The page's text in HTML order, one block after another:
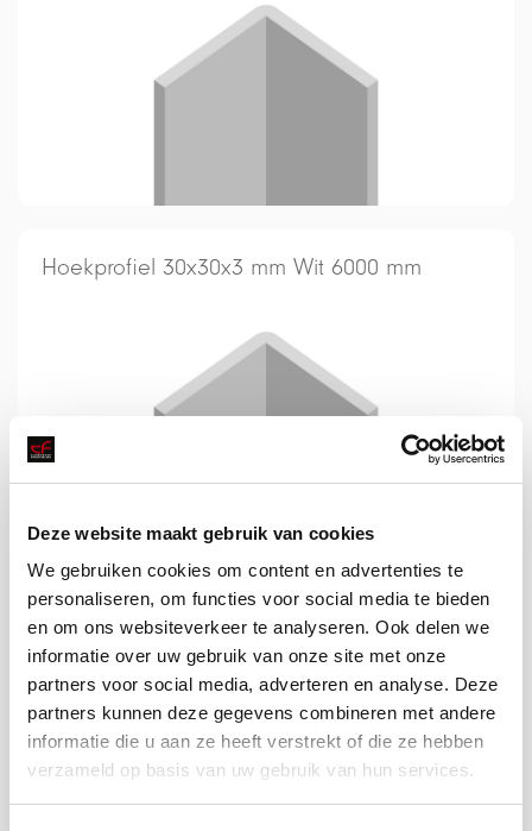
Deze website maakt gebruik van cookies
We gebruiken cookies om content en advertenties te
personaliseren, om functies voor social media te bieden
en om ons websiteverkeer te analyseren. Ook delen we
informatie over uw gebruik van onze site met onze
partners voor social media, adverteren en analyse. Deze
partners kunnen deze gegevens combineren met andere
informatie die u aan ze heeft verstrekt of die ze hebben
verzameld op basis van uw gebruik van hun services.
Hoekprofiel 30x30x3 mm Wit 6000 mm
Hoekprofiel 30x30x3 mm Zwart 6000 mm